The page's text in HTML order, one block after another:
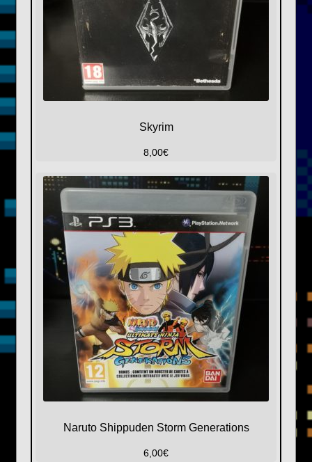
Skyrim
8,00€
Naruto Shippuden Storm Generations
6,00€